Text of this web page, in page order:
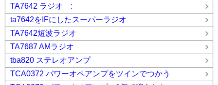
TA7642 ラジオ :
ta7642をIFにしたスーパーラジオ
TA7642短波ラジオ
TA7687 AMラジオ
tba820 ステレオアンプ
TCA0372 パワーオペアンプをツインでつかう